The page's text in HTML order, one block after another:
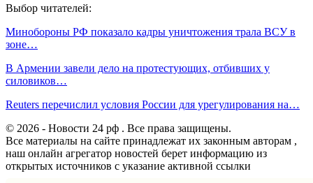
Выбор читателей:
Минобороны РФ показало кадры уничтожения трала ВСУ в
зоне…
В Армении завели дело на протестующих, отбивших у
силовиков…
Reuters перечислил условия России для урегулирования на…
© 2026 - Новости 24 рф . Все права защищены.
Все материалы на сайте принадлежат их законным авторам ,
наш онлайн агрегатор новостей берет информацию из
открытых источников с указание активной ссылки